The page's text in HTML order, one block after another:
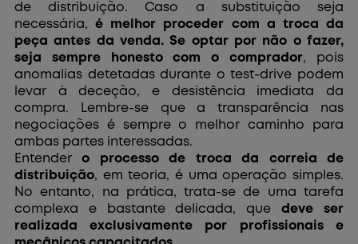
de distribuição. Caso a substituição seja
necessária,é melhor proceder com a troca da
peça antes da venda. Se optar por não o fazer,
seja sempre honesto com o comprador, pois
anomalias detetadas durante o test-drive podem
levar à deceção, e desistência imediata da
compra. Lembre-se que a transparência nas
negociações é sempre o melhor caminho para
ambas partes interessadas.
Entendero processo de troca da correia de
distribuição, em teoria, é uma operação simples.
No entanto, na prática, trata-se de uma tarefa
complexa e bastante delicada, quedeve ser
realizada exclusivamente por profissionais e